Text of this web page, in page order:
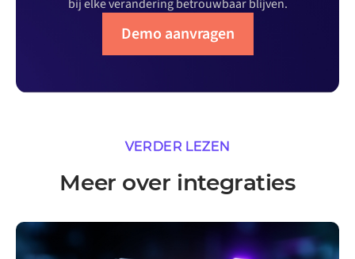
bij elke verandering betrouwbaar blijven.
Demo aanvragen
VERDER LEZEN
Meer over integraties